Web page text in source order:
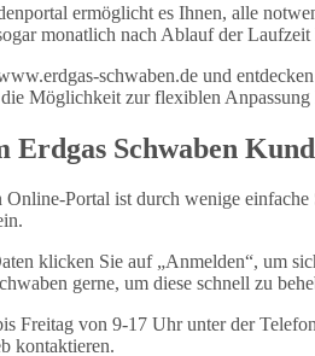
ermöglicht es Ihnen, alle
monatlich nach Ablauf der
schwaben.de und
Möglichkeit zur flexiblen
Erdgas Schwaben
Portal ist durch wenige
klicken Sie auf „Anmelden“, um
gerne, um diese schnell zu
Freitag von 9-17 Uhr unter der
kontaktieren.